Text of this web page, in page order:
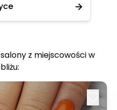
z miejscowości w